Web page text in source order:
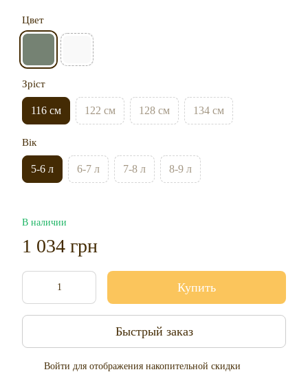
Цвет
Зріст
116 см 122 см 128 см 134 см
Вік
5-6 л 6-7 л 7-8 л 8-9 л
В наличии
1 034 грн
Купить
Быстрый заказ
Войти для отображения накопительной скидки